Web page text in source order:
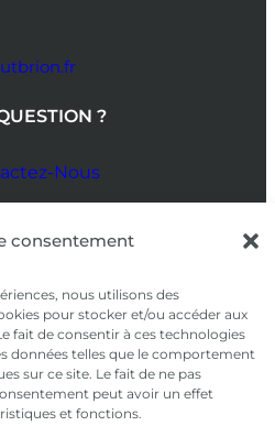
consentement
nous utilisons des
pour stocker et/ou accéder aux
fait de consentir à ces technologies
données telles que le comportement
sur ce site. Le fait de ne pas
peut avoir un effet
et fonctions.
?
Nous